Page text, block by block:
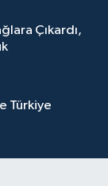
Çıkardı,
Türkiye